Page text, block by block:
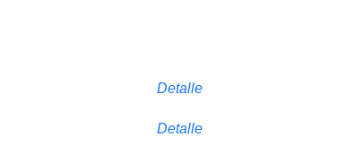
Detalle
Detalle